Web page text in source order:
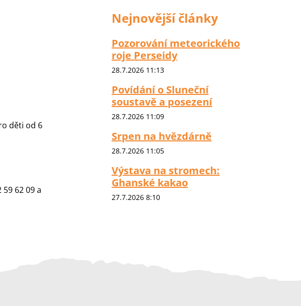
děti od 6
62 09 a
Nejnovější články
Pozorování meteorického
roje Perseidy
28.7.2026 11:13
Povídání o Sluneční
soustavě a posezení
28.7.2026 11:09
Srpen na hvězdárně
28.7.2026 11:05
Výstava na stromech:
Ghanské kakao
27.7.2026 8:10